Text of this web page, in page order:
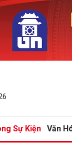
Sự Kiện Văn